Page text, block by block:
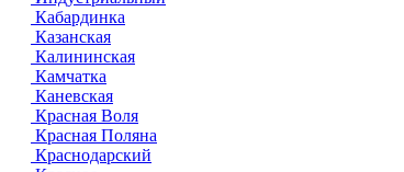
Кабардинка
Казанская
Калининская
Камчатка
Каневская
Красная Воля
Красная Поляна
Краснодарский